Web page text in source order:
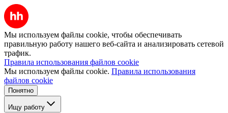
Мы используем файлы cookie, чтобы обеспечивать
правильную работу нашего веб-сайта и анализировать сетевой
трафик.
Правила использования файлов cookie
Мы используем файлы cookie. Правила использования
файлов cookie
Понятно
Ищу работу